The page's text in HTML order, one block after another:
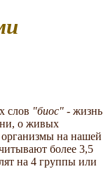
слов "биос" - жизнь
о живых
на нашей
более 3,5
на 4 группы или